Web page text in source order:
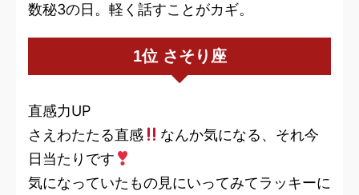
数秘3の日。軽く話すことがカギ。
1位 さそり座
直感力UP
さえわたたる直感
なんか気になる、それ今
日当たりです
気になっていたもの見にいってみてラッキーに